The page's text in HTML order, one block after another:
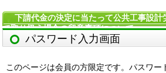
下請代金の決定に当たって公共工事設計
て取り扱う場合の留意事項について
パスワード入力画面
このページは会員の方限定です。パスワー